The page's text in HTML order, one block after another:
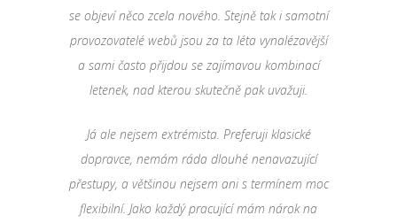
se objeví něco zcela nového. Stejně tak i samotní
provozovatelé webů jsou za ta léta vynalézavější
a sami často přijdou se zajímavou kombinací
letenek, nad kterou skutečně pak uvažuji.
Já ale nejsem extrémista. Preferuji klasické
dopravce, nemám ráda dlouhé nenavazující
přestupy, a většinou nejsem ani s termínem moc
flexibilní. Jako každý pracující mám nárok na